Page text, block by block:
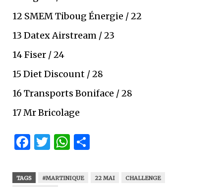
12 SMEM Tiboug Énergie / 22
13 Datex Airstream / 23
14 Fiser / 24
15 Diet Discount / 28
16 Transports Boniface / 28
17 Mr Bricolage
Facebook
Twitter
WhatsApp
TAGS #MARTINIQUE 22 MAI
CHALLENGE